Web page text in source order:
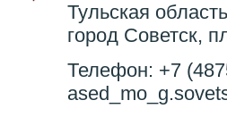
Тульская
город Советск,
Телефон: +7